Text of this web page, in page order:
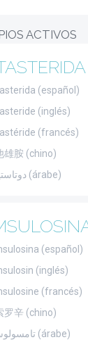
ACTIVOS
(español)
(inglés)
(francés)
雄胺 (chino)
دوتاستيريد (árabe)
(español)
(inglés)
(francés)
罗辛 (chino)
تامسولوسين (árabe)